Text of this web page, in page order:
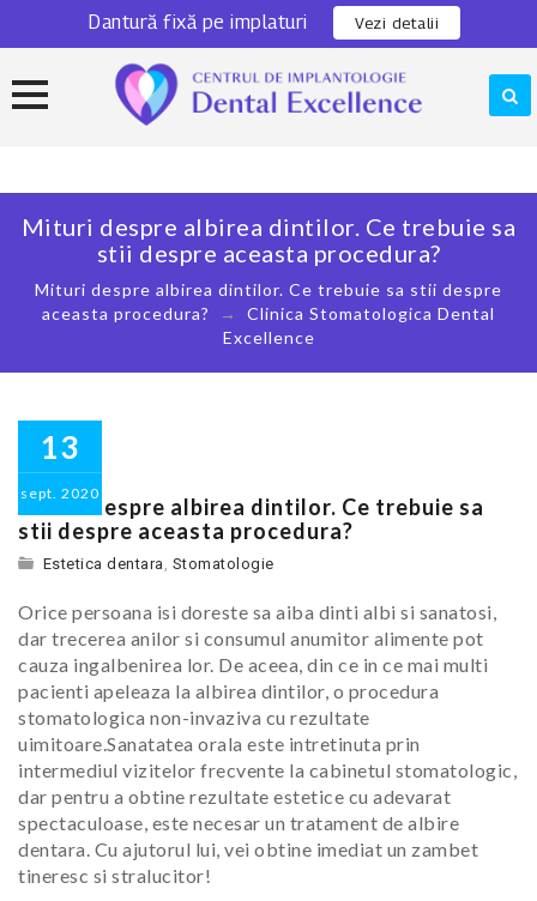
Dantură fixă pe implaturi Vezi detalii
0311 301 280 Locatie
Mituri despre albirea dintilor. Ce trebuie sa
stii despre aceasta procedura?
Mituri despre albirea dintilor. Ce trebuie sa stii despre
aceasta procedura?
→ Clinica Stomatologica Dental
Excellence
13
sept. 2020
Mituri despre albirea dintilor. Ce trebuie sa
stii despre aceasta procedura?
Estetica dentara , Stomatologie
Orice persoana isi doreste sa aiba dinti albi si sanatosi,
dar trecerea anilor si consumul anumitor alimente pot
cauza ingalbenirea lor. De aceea, din ce in ce mai multi
pacienti apeleaza la albirea dintilor, o procedura
stomatologica non-invaziva cu rezultate
uimitoare.Sanatatea orala este intretinuta prin
intermediul vizitelor frecvente la cabinetul stomatologic,
dar pentru a obtine rezultate estetice cu adevarat
spectaculoase, este necesar un tratament de albire
dentara. Cu ajutorul lui, vei obtine imediat un zambet
tineresc si stralucitor!